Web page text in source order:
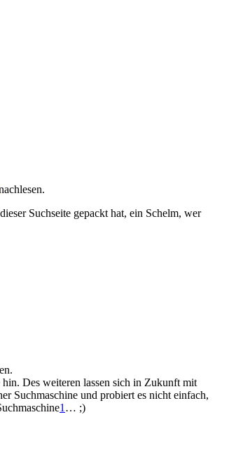
dieser Suchseite gepackt hat, ein Schelm, wer
Des weiteren lassen sich in Zukunft mit
Suchmaschine und probiert es nicht einfach,
1… ;)